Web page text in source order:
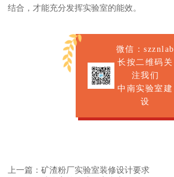
结合，才能充分发挥实验室的能效。
微信：szznlab
长按二维码关
注我们
中南实验室建
设
上一篇：矿渣粉厂实验室装修设计要求